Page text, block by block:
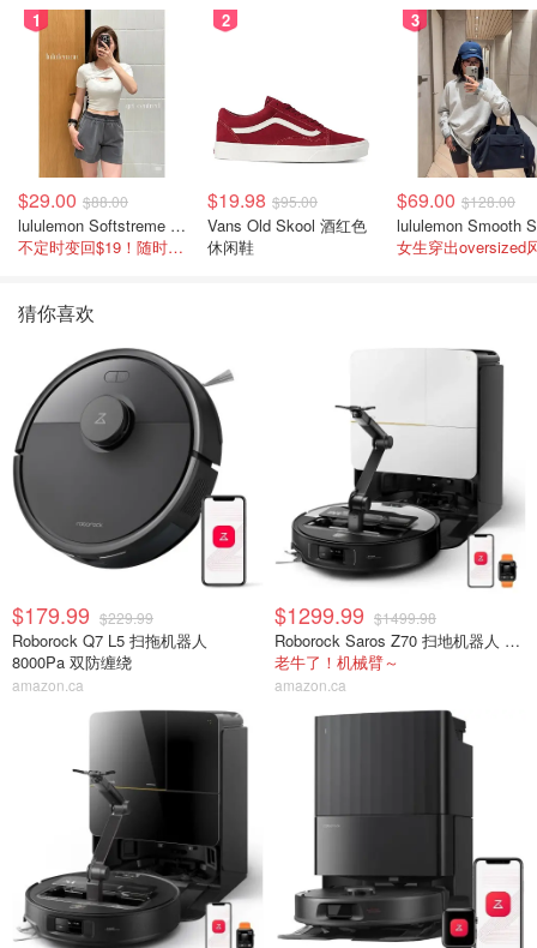
1
$29.00 $88.00
lululemon Softstreme 女士高腰短裤 10cm
不定时变回$19！随时点进来看
2
$19.98 $95.00
Vans Old Skool 酒红色
休闲鞋
3
$69.00 $128.00
女生穿出oversized
猜你喜欢
$179.99 $229.99
Roborock Q7 L5 扫拖机器人
8000Pa 双防缠绕
amazon.ca
$1299.99 $1499.98
Roborock Saros Z70 扫地机器人 22000Pa
老牛了！机械臂～
amazon.ca